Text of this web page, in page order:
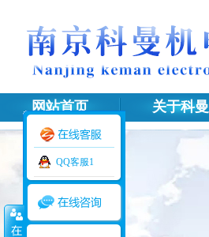
网站首页 关于科曼
网站地图
QQ客服1